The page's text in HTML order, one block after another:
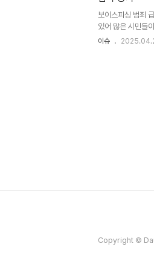
다. 특..
보이스피싱 범죄
있어 많은 시민들
안 보이스피싱 범
고 있음을 보여줍
법에 취약한 50
이슈
Copyright ©